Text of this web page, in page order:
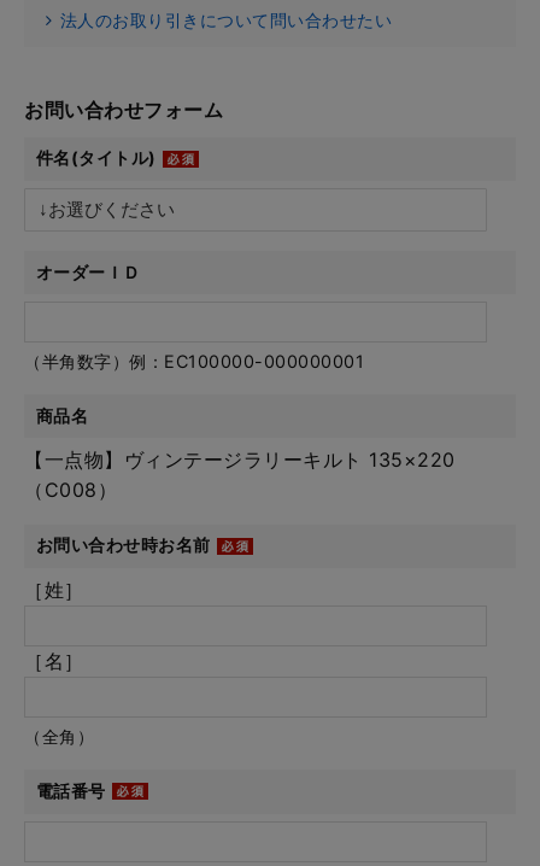
法人のお取り引きについて問い合わせたい
お問い合わせフォーム
件名(タイトル)
オーダーＩＤ
（半角数字）例：EC100000-000000001
商品名
【一点物】ヴィンテージラリーキルト 135×220
（C008）
お問い合わせ時お名前
［姓］
［名］
（全角）
電話番号